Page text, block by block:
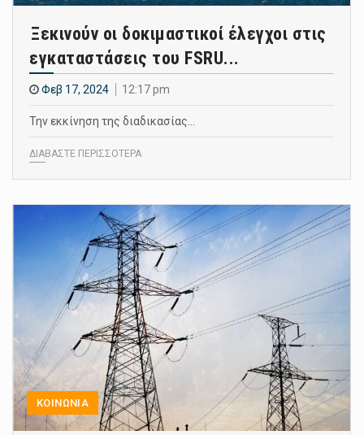
Ξεκινούν οι δοκιμαστικοί έλεγχοι στις
εγκαταστάσεις του FSRU...
Φεβ 17, 2024 12:17 pm
Την εκκίνηση της διαδικασίας…
ΔΙΑΒΑΣΤΕ ΠΕΡΙΣΣΟΤΕΡΑ
ΚΟΙΝΩΝΙΑ